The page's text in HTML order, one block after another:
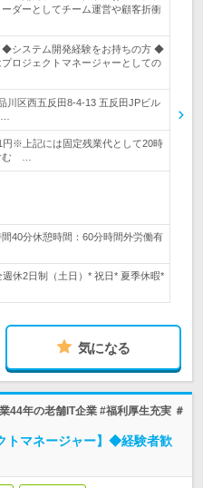
ダーとしてチーム運営や顧客折衝
◆システム開発経験をお持ちの方 ◆
ロジェクトマネージャーとしての
川区西五反田8-4-13 五反田JPビル
円※上記には固定残業代として20時
む …
40分休憩時間：60分時間外労働有
休2日制（土日）* 祝日* 夏季休暇*
気になる
44年の老舗IT企業 #福利厚生充実 ＃
トマネージャー】◆経験者歓